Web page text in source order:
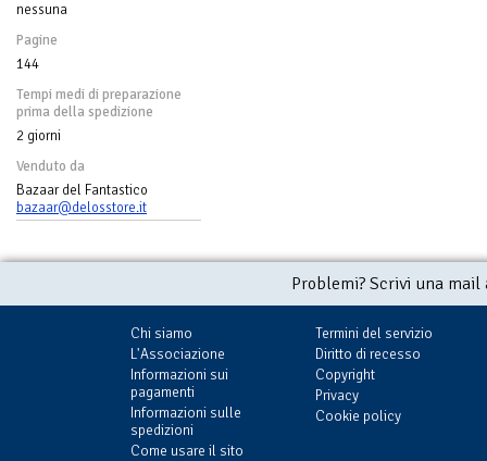
nessuna
Pagine
144
Tempi medi di preparazione
prima della spedizione
2 giorni
Venduto da
Bazaar del Fantastico
bazaar@delosstore.it
Problemi? Scrivi una
Chi siamo
L'Associazione
Informazioni sui
pagamenti
Informazioni sulle
spedizioni
Come usare il sito
Termini del servizio
Diritto di recesso
Copyright
Privacy
Cookie policy